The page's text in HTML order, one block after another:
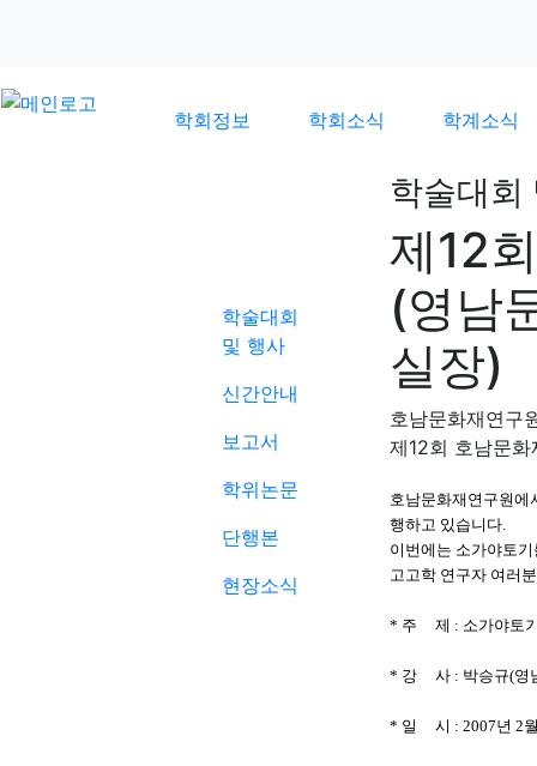
학회정보 학회소식 학계소식
학술대회
및 행사
신간안내
보고서
학위논문
단행본
현장소식
학술대회
제12
(영남
실장)
호남문화재연구
제12회 호남문
호남문화재연구원
행하고 있습니다.
이번에는 소가야토
고고학 연구자 여러
* 주 제 : 소가야토
* 강 사 : 박승규(영
* 일 시 : 2007년 2월